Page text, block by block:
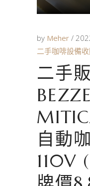
by Meher
二手咖啡設備
二手
自動
110V